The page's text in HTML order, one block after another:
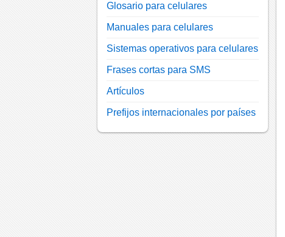
Glosario para celulares
Manuales para celulares
Sistemas operativos para celulares
Frases cortas para SMS
Artículos
Prefijos internacionales por países